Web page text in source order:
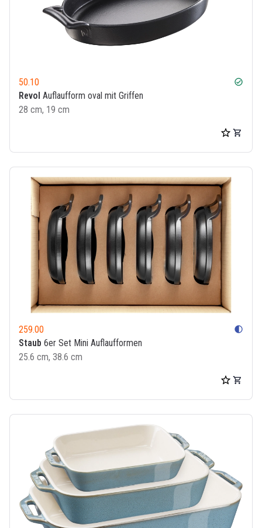
50.10 check_circle
Revol Auflaufform oval mit Griffen
28 cm, 19 cm
259.00 contrast
Staub 6er Set Mini Auflaufformen
25.6 cm, 38.6 cm